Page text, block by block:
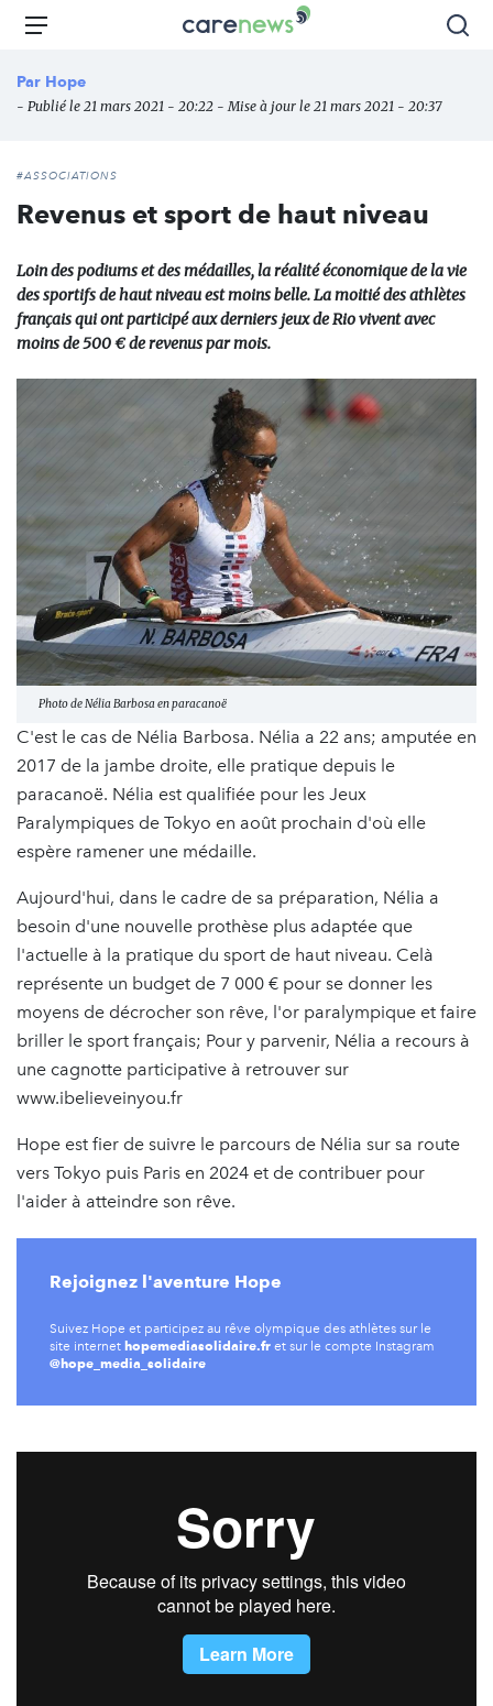
Aller
principal
Carenews,
des
Menu
Par Hope
- Publié le 21 mars 2021 - 20:22 - Mise à jour le 21 mars 2021 - 20:37
#ASSOCIATIONS
Revenus et sport de haut niveau
Loin des podiums et des médailles, la réalité économique de la vie
des sportifs de haut niveau est moins belle. La moitié des athlètes
français qui ont participé aux derniers jeux de Rio vivent avec
moins de 500 € de revenus par mois.
Photo de Nélia Barbosa en paracanoë
C'est le cas de Nélia Barbosa. Nélia a 22 ans; amputée en
2017 de la jambe droite, elle pratique depuis le
paracanoë. Nélia est qualifiée pour les Jeux
Paralympiques de Tokyo en août prochain d'où elle
espère ramener une médaille.
Aujourd'hui, dans le cadre de sa préparation, Nélia a
besoin d'une nouvelle prothèse plus adaptée que
l'actuelle à la pratique du sport de haut niveau. Celà
représente un budget de 7 000 € pour se donner les
moyens de décrocher son rêve, l'or paralympique et faire
briller le sport français; Pour y parvenir, Nélia a recours à
une cagnotte participative à retrouver sur
www.ibelieveinyou.fr
Hope est fier de suivre le parcours de Nélia sur sa route
vers Tokyo puis Paris en 2024 et de contribuer pour
l'aider à atteindre son rêve.
Rejoignez l'aventure Hope
Suivez Hope et participez au rêve olympique des athlètes sur le
site internet hopemediasolidaire.fr et sur le compte Instagram
@hope_media_solidaire